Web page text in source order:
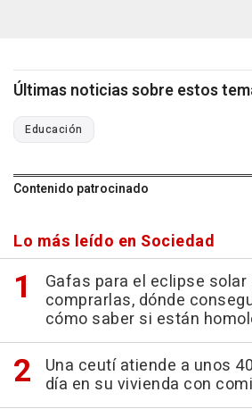
Últimas noticias sobre estos
Educación
Contenido patrocinado
Lo más leído en Sociedad
Gafas para el eclipse solar
comprarlas, dónde
cómo saber si están
Una ceutí atiende a unos
día en su vivienda con